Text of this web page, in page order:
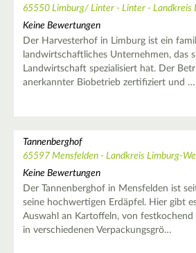
65550 Limburg/ Linter - Linter - Landkreis
Keine Bewertungen
Der Harvesterhof in Limburg ist ein
landwirtschaftliches Unternehmen, das
Landwirtschaft spezialisiert hat. Der
anerkannter Biobetrieb zertifiziert und …
Tannenberghof
65597 Mensfelden - Landkreis Limburg-
Keine Bewertungen
Der Tannenberghof in Mensfelden ist
seine hochwertigen Erdäpfel. Hier gibt
Auswahl an Kartoffeln, von festkochend
in verschiedenen Verpackungsgrö…